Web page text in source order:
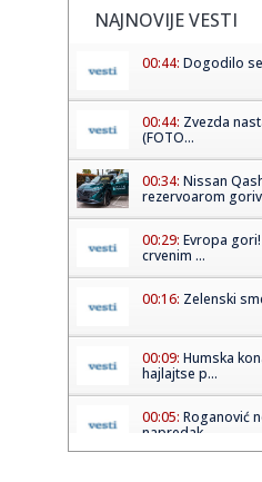
NAJNOVIJE VESTI
00:44: Dogodilo
00:44: Zvezda
(FOTO...
00:34: Nissan
rezervoarom
00:29: Evropa
crvenim ...
00:16: Zelenski
00:09: Humska
hajlajtse p...
00:05: Roganović
napredak...